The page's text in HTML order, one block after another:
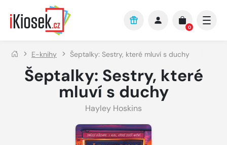
Přejít na hlavní obsah
0
E-knihy Šeptalky: Sestry, které mluví s duchy
Šeptalky: Sestry, které
mluví s duchy
Hayley Hoskins